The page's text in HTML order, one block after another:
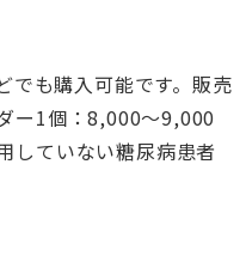
でも購入可能です。販売
ー1個：8,000～9,000
していない糖尿病患者